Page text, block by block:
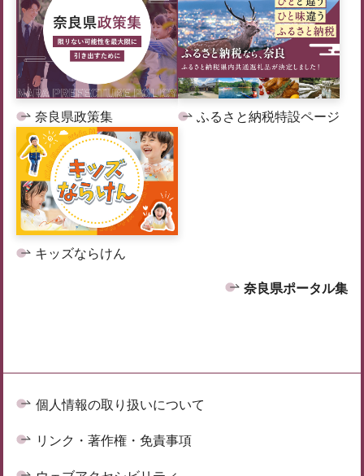
奈良県政策集 ふるさと納税特設ページ
キッズならけん
奈良県ポータル集
個人情報の取り扱いについて
リンク・著作権・免責事項